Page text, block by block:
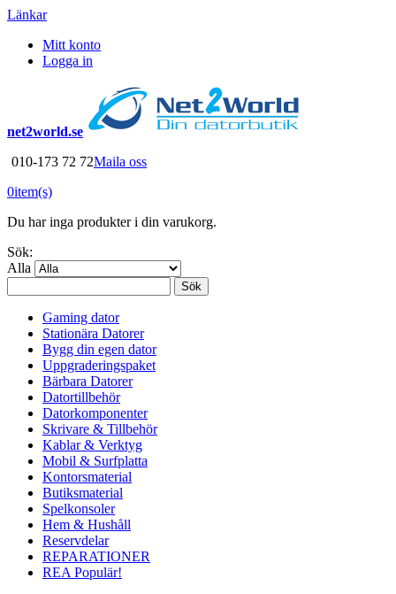
Länkar
Mitt konto
Logga in
net2world.se
010-173 72 72Maila oss
0item(s)
Du har inga produkter i din varukorg.
Sök:
Alla
Sök
Gaming dator
Stationära Datorer
Bygg din egen dator
Uppgraderingspaket
Bärbara Datorer
Datortillbehör
Datorkomponenter
Skrivare & Tillbehör
Kablar & Verktyg
Mobil & Surfplatta
Kontorsmaterial
Butiksmaterial
Spelkonsoler
Hem & Hushåll
Reservdelar
REPARATIONER
REA Populär!